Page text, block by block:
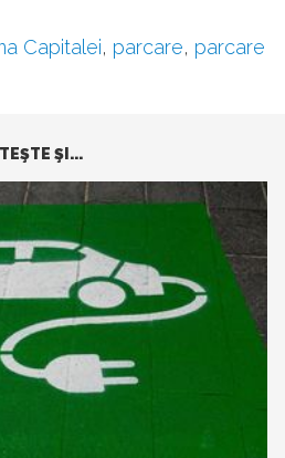
Capitalei, parcare, parcare
ŞI...